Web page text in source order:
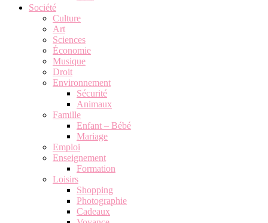
Société
Culture
Art
Sciences
Économie
Musique
Droit
Environnement
Sécurité
Animaux
Famille
Enfant – Bébé
Mariage
Emploi
Enseignement
Formation
Loisirs
Shopping
Photographie
Cadeaux